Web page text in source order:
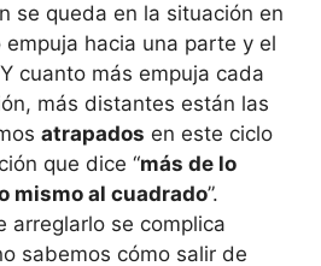
se queda en la situación en
hacia una parte y el
cuanto más empuja cada
más distantes están las
atrapados en este ciclo
que dice “más de lo
mismo al cuadrado”.
arreglarlo se complica
sabemos cómo salir de